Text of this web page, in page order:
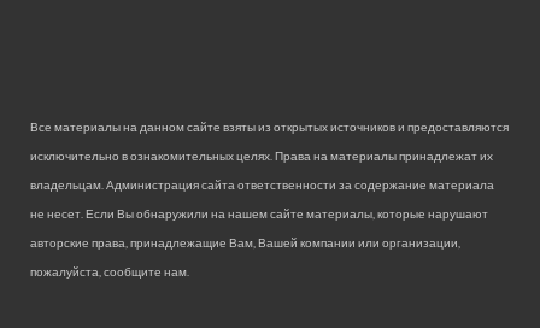
Все материалы на данном сайте взяты из открытых источников и предоставляются
исключительно в ознакомительных целях. Права на материалы принадлежат их
владельцам. Администрация сайта ответственности за содержание материала
не несет. Если Вы обнаружили на нашем сайте материалы, которые нарушают
авторские права, принадлежащие Вам, Вашей компании или организации,
пожалуйста, сообщите нам.